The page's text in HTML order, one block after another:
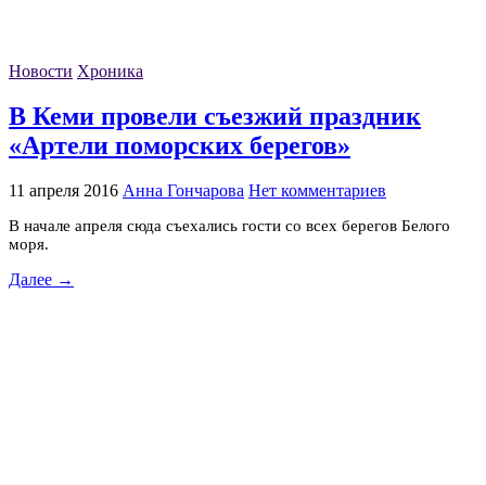
Новости Хроника
В Кеми провели съезжий праздник
«Артели поморских берегов»
11 апреля 2016 Анна Гончарова Нет комментариев
В начале апреля сюда съехались гости со всех берегов Белого
моря.
Далее →